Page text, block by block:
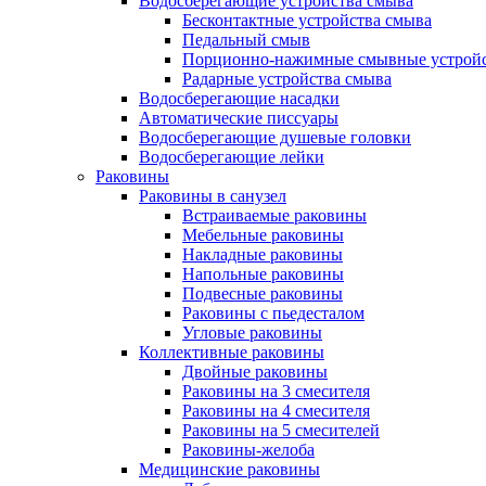
Бесконтактные устройства смыва
Педальный смыв
Порционно-нажимные смывные
Радарные устройства смыва
Водосберегающие насадки
Автоматические писсуары
Водосберегающие душевые головки
Водосберегающие лейки
Раковины
Раковины в санузел
Встраиваемые раковины
Мебельные раковины
Накладные раковины
Напольные раковины
Подвесные раковины
Раковины с пьедесталом
Угловые раковины
Коллективные раковины
Двойные раковины
Раковины на 3 смесителя
Раковины на 4 смесителя
Раковины на 5 смесителей
Раковины-желоба
Медицинские раковины